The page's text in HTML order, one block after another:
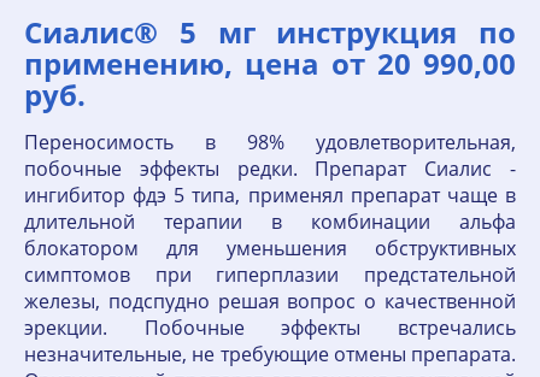
Сиалис® 5 мг инструкция по
применению, цена от 20 990,00
руб.
Переносимость в 98% удовлетворительная,
побочные эффекты редки. Препарат Сиалис -
ингибитор фдэ 5 типа, применял препарат чаще в
длительной терапии в комбинации альфа
блокатором для уменьшения обструктивных
симптомов при гиперплазии предстательной
железы, подспудно решая вопрос о качественной
эрекции. Побочные эффекты встречались
незначительные, не требующие отмены препарата.